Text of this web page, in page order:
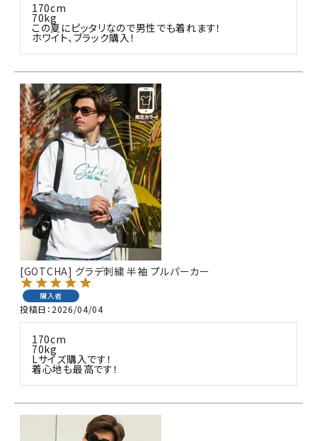
170cm
70kg
この夏にピッタリなので男性でも着れます！
ホワイト、ブラック購入！
[GOTCHA] グラデ刺繍 半袖 プルパーカー
購入者
投稿日 2026/04/04
170cm
70kg
Lサイズ購入です！
着心地も最高です！